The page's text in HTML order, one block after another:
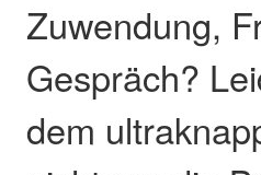
Zuwendung,
Gespräch?
dem